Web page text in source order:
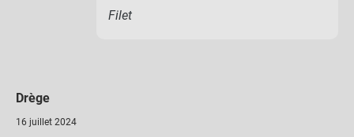
Filet
Drège
16 juillet 2024